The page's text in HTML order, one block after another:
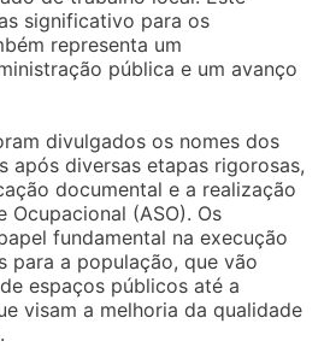
significativo para os
representa um
pública e um avanço
divulgados os nomes dos
após diversas etapas rigorosas,
documental e a realização
Ocupacional (ASO). Os
fundamental na execução
para a população, que vão
espaços públicos até a
visam a melhoria da qualidade